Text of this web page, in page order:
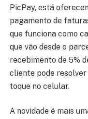
PicPay, está
pagamento de
que funciona como
que vão desde o
recebimento de 5%
cliente pode resolver
toque no celular.
A novidade é mais